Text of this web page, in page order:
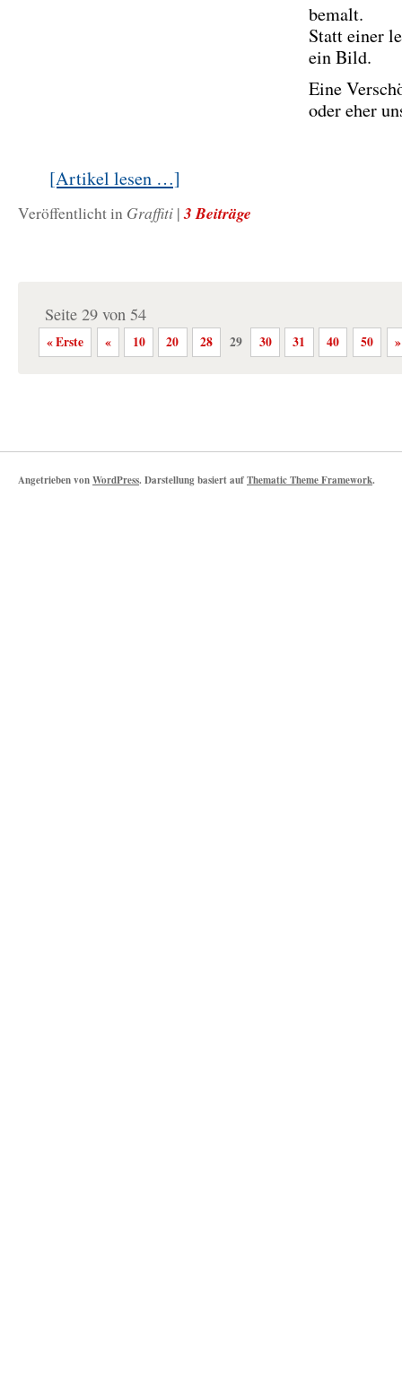
bemalt.
Statt einer
ein Bild.
Eine
oder eher
[Artikel lesen …]
Veröffentlicht in Graffiti | 3 Beiträge
Seite 29 von 54
« Erste « 10 20 28 29 30 31 40 50 »
Angetrieben vonWordPress. Darstellung basiert aufThematic Theme Framework.